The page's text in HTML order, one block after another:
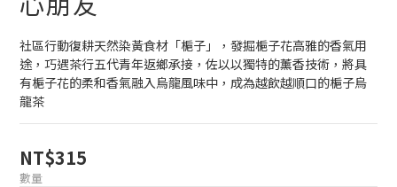
社區行動復耕天然染黃食材「梔子」，發掘梔子花高雅的香氣用
途，巧遇茶行五代青年返鄉承接，佐以以獨特的薰香技術，將具
有梔子花的柔和香氣融入烏龍風味中，成為越飲越順口的梔子烏
龍茶
NT$315
數量